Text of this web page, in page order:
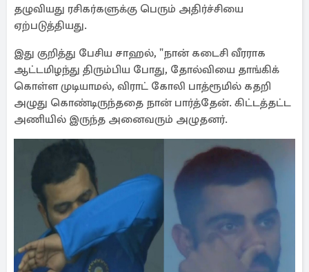
தழுவியது ரசிகர்களுக்கு பெரும் அதிர்ச்சியை
ஏற்படுத்தியது.
இது குறித்து பேசிய சாஹல், "நான் கடைசி வீரராக
ஆட்டமிழந்து திரும்பிய போது, தோல்வியை தாங்கிக்
கொள்ள முடியாமல், விராட் கோலி பாத்ரூமில் கதறி
அழுது கொண்டிருந்ததை நான் பார்த்தேன். கிட்டத்தட்ட
அணியில் இருந்த அனைவரும் அழுதனர்.